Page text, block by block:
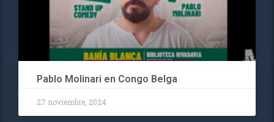
Pablo Molinari en Congo Belga
27 noviembre, 2024